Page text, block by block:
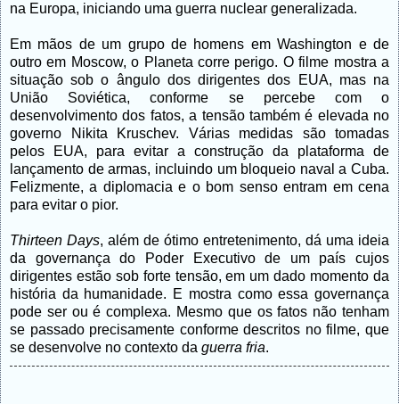
na Europa, iniciando uma guerra nuclear generalizada.
Em mãos de um grupo de homens em Washington e de
outro em Moscow, o Planeta corre perigo. O filme mostra a
situação sob o ângulo dos dirigentes dos EUA, mas na
União Soviética, conforme se percebe com o
desenvolvimento dos fatos, a tensão também é elevada no
governo Nikita Kruschev. Várias medidas são tomadas
pelos EUA, para evitar a construção da plataforma de
lançamento de armas, incluindo um bloqueio naval a Cuba.
Felizmente, a diplomacia e o bom senso entram em cena
para evitar o pior.
Thirteen Days, além de ótimo entretenimento, dá uma ideia
da governança do Poder Executivo de um país cujos
dirigentes estão sob forte tensão, em um dado momento da
história da humanidade. E mostra como essa governança
pode ser ou é complexa. Mesmo que os fatos não tenham
se passado precisamente conforme descritos no filme, que
se desenvolve no contexto da guerra fria.